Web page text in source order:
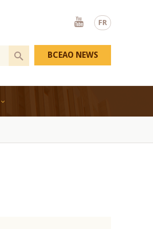
FR
Youtube
BCEAO NEWS